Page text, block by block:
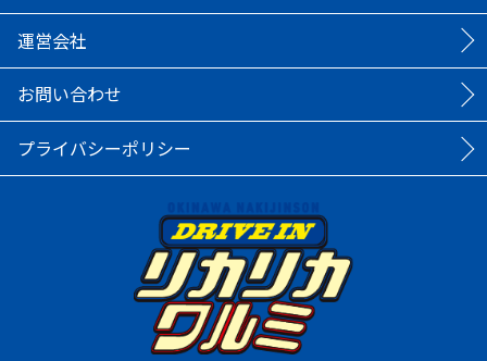
運営会社
お問い合わせ
プライバシーポリシー